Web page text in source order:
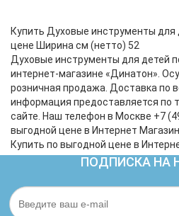
37SL PINK мелодика духовая
цвет розовый,
Купить Духовые инструменты для
цене Ширина см (нетто) 52
Духовые инструменты для детей
интернет-магазине «Динатон».
розничная продажа. Доставка по
информация предоставляется по
сайте. Наш телефон в Москве +7
выгодной цене в Интернет
Купить по выгодной цене в
ПОДПИСКА НА